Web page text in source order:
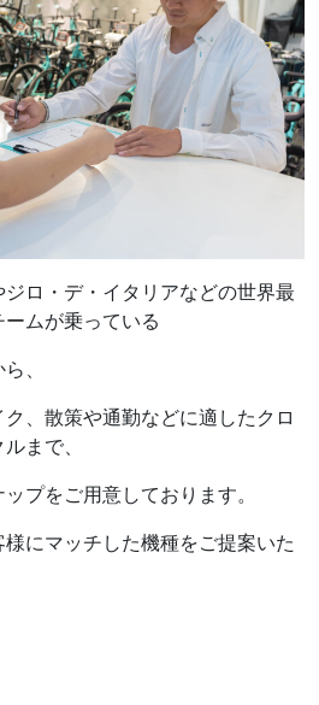
ロ・デ・イタリアなどの世界最
ムが乗っている
、
、散策や通勤などに適したクロ
まで、
プをご用意しております。
にマッチした機種をご提案いた